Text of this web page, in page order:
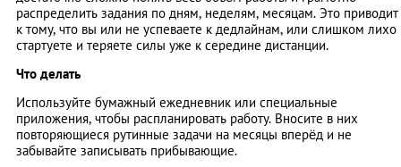
распределить задания по дням, неделям, месяцам. Это приводит
к тому, что вы или не успеваете к дедлайнам, или слишком лихо
стартуете и теряете силы уже к середине дистанции.
Что делать
Используйте бумажный ежедневник или специальные
приложения, чтобы распланировать работу. Вносите в них
повторяющиеся рутинные задачи на месяцы вперёд и не
забывайте записывать прибывающие.